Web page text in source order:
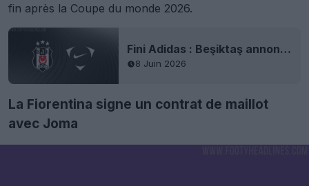
fin après la Coupe du monde 2026.
Fini Adidas : Beşiktaş annonce un accord avec Nike pour ses maillots
8 Juin 2026
La Fiorentina signe un contrat de maillot
avec Joma